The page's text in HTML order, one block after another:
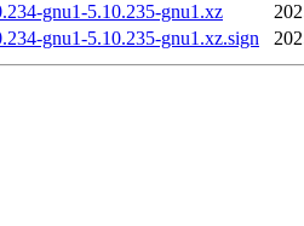
gnu1-5.10.235-gnu1.xz
gnu1-5.10.235-gnu1.xz.sign